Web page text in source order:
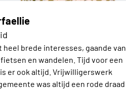
heel brede interesses, gaande van
en wandelen. Tijd voor een
er ook altijd. Vrijwilligerswerk
was altijd een rode draad